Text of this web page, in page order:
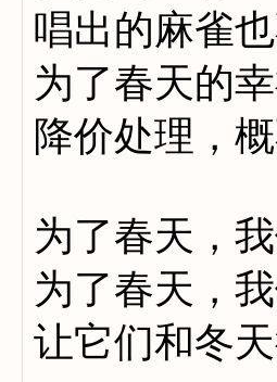
唱出的麻雀
为了春天的
降价处理，
为了春天，
为了春天，
让它们和冬